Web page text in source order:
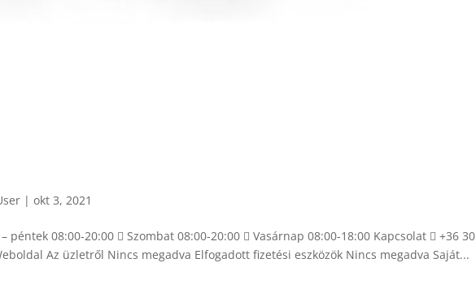
|okt 3, 2021
péntek 08:00-20:00  Szombat 08:00-20:00  Vasárnap 08:00-18:00 Kapcsolat  +36
Az üzletről Nincs megadva Elfogadott fizetési eszközök Nincs megadva Saját...